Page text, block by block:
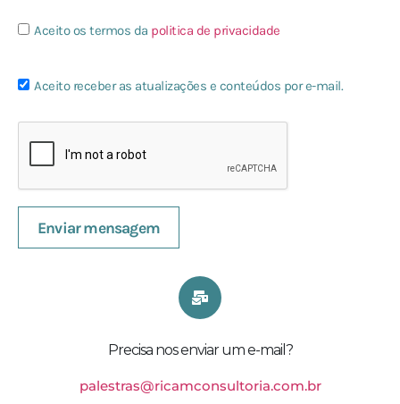
Aceito os termos da politica de privacidade
Aceito receber as atualizações e conteúdos por e-mail.
Enviar mensagem
Precisa nos enviar um e-mail?
palestras@ricamconsultoria.com.br